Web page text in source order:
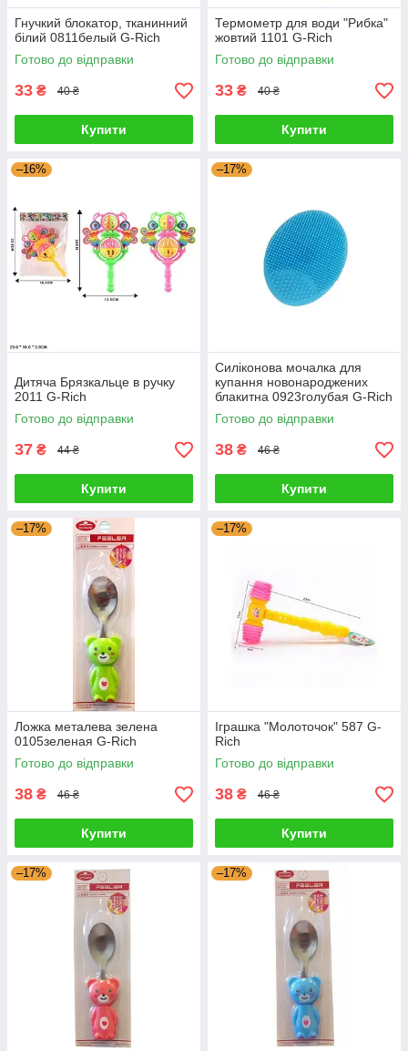
Гнучкий блокатор, тканинний
білий 0811белый G-Rich
Готово до відправки
33 ₴ 40 ₴
Купити
Термометр для води "Рибка"
жовтий 1101 G-Rich
Готово до відправки
33 ₴ 40 ₴
Купити
–16%
Дитяча Брязкальце в ручку
2011 G-Rich
Готово до відправки
37 ₴ 44 ₴
Купити
–17%
Силіконова мочалка для
купання новонароджених
блакитна 0923голубая G-Rich
Готово до відправки
38 ₴ 46 ₴
Купити
–17%
Ложка металева зелена
0105зеленая G-Rich
Готово до відправки
38 ₴ 46 ₴
Купити
–17%
Іграшка "Молоточок" 587 G-
Rich
Готово до відправки
38 ₴ 46 ₴
Купити
–17% –17%